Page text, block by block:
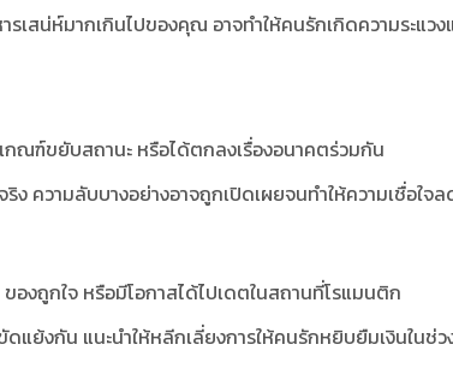
เสน่ห์มากเกินไปของคุณ อาจทำให้คนรักเกิดความระแวง
ฑ์ขยับสถานะ หรือได้ตกลงเรื่องอนาคตร่วมกัน
ง ความลับบางอย่างอาจถูกเปิดเผยจนทำให้ความเชื่อใจ
งถูกใจ หรือมีโอกาสได้ไปเดตในสถานที่โรแมนติก
แย้งกัน แนะนำให้หลีกเลี่ยงการให้คนรักหยิบยืมเงินในช่ว